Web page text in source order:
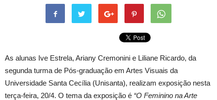
As alunas Ive Estrela, Ariany Cremonini e Liliane Ricardo, da
segunda turma de Pós-graduação em Artes Visuais da
Universidade Santa Cecília (Unisanta), realizam exposição nesta
terça-feira, 20/4. O tema da exposição é “O Feminino na Arte